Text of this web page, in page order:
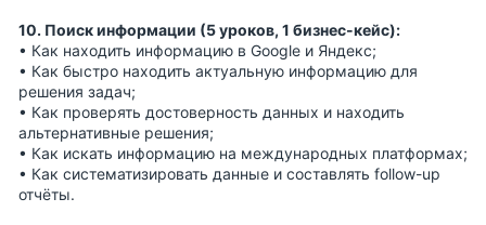
10. Поиск информации (5 уроков, 1 бизнес-кейс):
• Как находить информацию в Google и Яндекс;
• Как быстро находить актуальную информацию для
решения задач;
• Как проверять достоверность данных и находить
альтернативные решения;
• Как искать информацию на международных платформах;
• Как систематизировать данные и составлять follow-up
отчёты.